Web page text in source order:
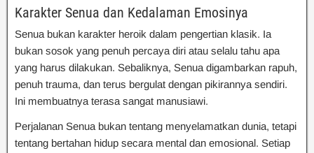
Karakter Senua dan Kedalaman Emosinya
Senua bukan karakter heroik dalam pengertian klasik. Ia
bukan sosok yang penuh percaya diri atau selalu tahu apa
yang harus dilakukan. Sebaliknya, Senua digambarkan rapuh,
penuh trauma, dan terus bergulat dengan pikirannya sendiri.
Ini membuatnya terasa sangat manusiawi.
Perjalanan Senua bukan tentang menyelamatkan dunia, tetapi
tentang bertahan hidup secara mental dan emosional. Setiap